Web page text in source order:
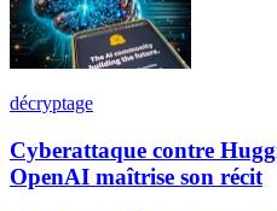
décryptage
Cyberattaque contre
OpenAI maîtrise son récit